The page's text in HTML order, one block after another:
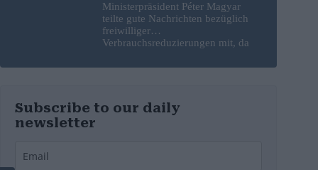
Ministerpräsident Péter Magyar
teilte gute Nachrichten bezüglich
freiwilliger
Verbrauchsreduzierungen mit, da
wurden
Subscribe to our daily
newsletter